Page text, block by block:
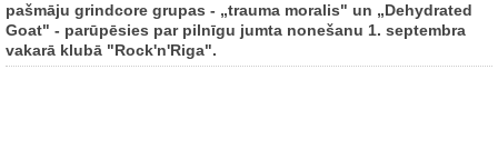
pašmāju grindcore grupas - „trauma moralis" un „Dehydrated
Goat" - parūpēsies par pilnīgu jumta nonešanu 1. septembra
vakarā klubā "Rock'n'Riga".